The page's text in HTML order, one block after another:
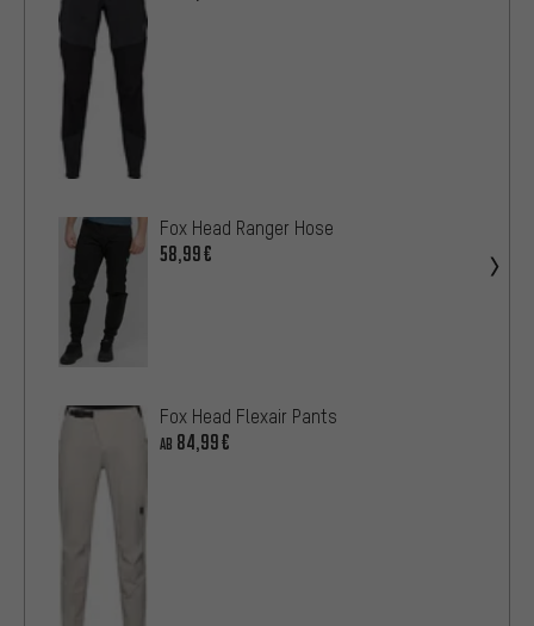
Fox Head Ranger Hose
58,99€
Fox Head Flexair Pants
AB 84,99€